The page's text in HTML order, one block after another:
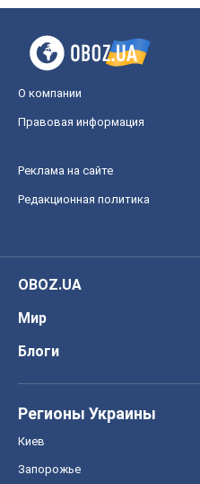
О компании
Правовая информация
Реклама на сайте
Редакционная политика
OBOZ.UA
Мир
Блоги
Регионы Украины
Киев
Запорожье